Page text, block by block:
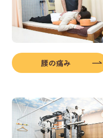
腰の痛み